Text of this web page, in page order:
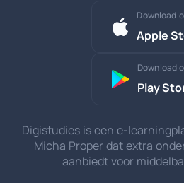
Download
Apple
Download
Play
Digistudies is een e-
Micha Proper dat extra
aanbiedt voor